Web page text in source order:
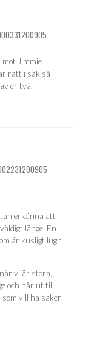
Jimmie
rätt i sak så
er två.
erkänna att
länge. En
är kusligt lugn
vi är stora,
och når ut till
vill ha saker